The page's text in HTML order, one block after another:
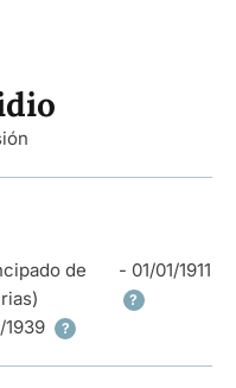
de
- 01/01/1911
?
1939 ?